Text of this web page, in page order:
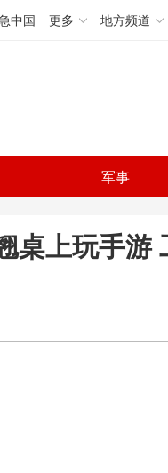
中国 更多 地方频道
军事
桌上玩手游